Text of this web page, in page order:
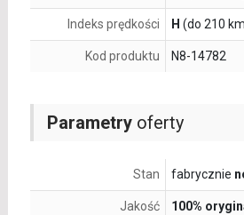
Parametryoferty
Stan fabrycznie
Jakość 100%
Indeks prędkości H (do 210
Kod produktu N8-14782